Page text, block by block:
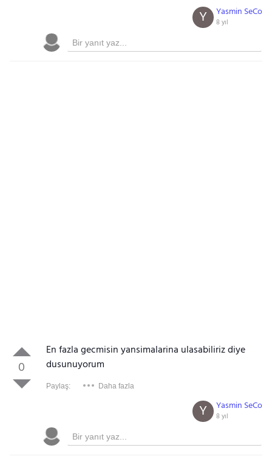
Yasmin SeCo
8 yıl
Y
0
En fazla gecmisin yansimalarina ulasabiliriz diye
dusunuyorum
Paylaş: Daha fazla
Yasmin SeCo
8 yıl
Y